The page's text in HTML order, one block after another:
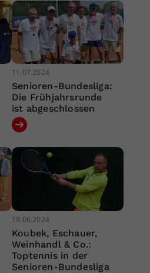
11.07.2024
Senioren-Bundesliga:
Die Frühjahrsrunde
ist abgeschlossen
19.06.2024
Koubek, Eschauer,
Weinhandl & Co.:
Toptennis in der
Senioren-Bundesliga